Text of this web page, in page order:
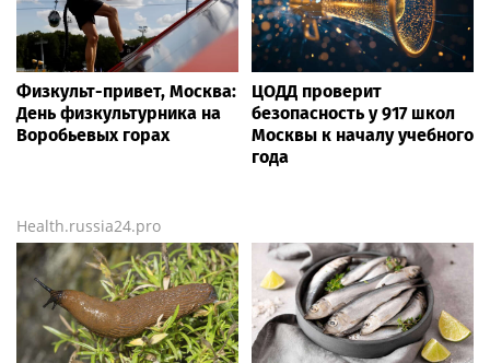
Физкульт-привет, Москва:
День физкультурника на
Воробьевых горах
ЦОДД проверит
безопасность у 917 школ
Москвы к началу учебного
года
Health.russia24.pro